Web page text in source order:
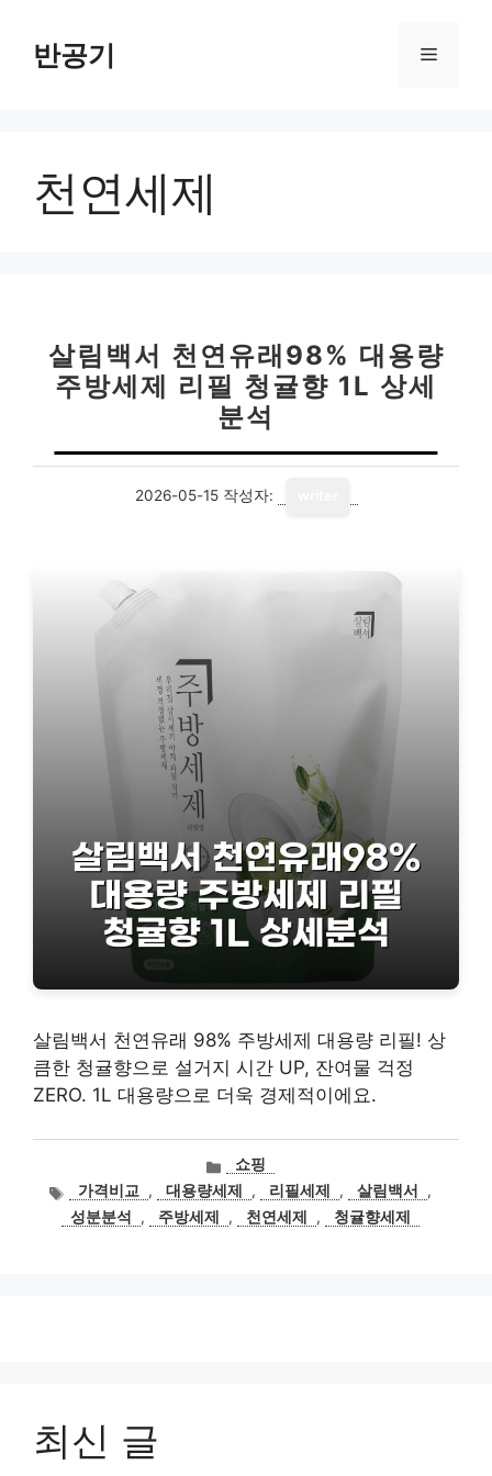
반공기 메
천연세제
살림백서 천연유래98% 대용량
주방세제 리필 청귤향 1L 상세
분석
2026-05-15 작성자:
살림백서 천연유래 98% 주방세제 대용량 리필! 상
큼한 청귤향으로 설거지 시간 UP, 잔여물 걱정
ZERO. 1L 대용량으로 더욱 경제적이에요.
카
테
고
리
쇼핑
태
그
가격비교 , 대용량세제 , 리필세제 , 살림백서
,
성분분석
, 주방세제 , 천연세제 , 청귤향세제
최신 글